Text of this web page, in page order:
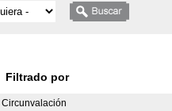
Filtrado por
Circunvalación